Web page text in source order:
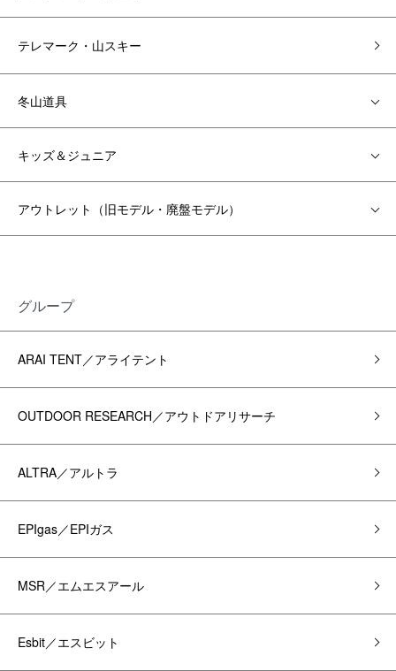
テレマーク・山スキー
冬山道具
キッズ＆ジュニア
アウトレット（旧モデル・廃盤モデル）
グループ
ARAI TENT／アライテント
OUTDOOR RESEARCH／アウトドアリサーチ
ALTRA／アルトラ
EPIgas／EPIガス
MSR／エムエスアール
Esbit／エスビット